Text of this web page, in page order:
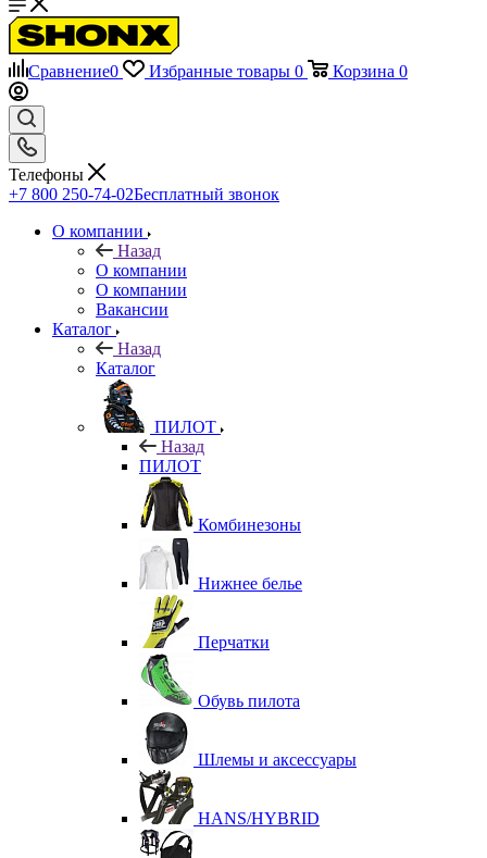
Сравнение0 Избранные товары 0 Корзина 0
Телефоны
+7 800 250-74-02Бесплатный звонок
О компании
Назад
О компании
О компании
Вакансии
Каталог
Назад
Каталог
ПИЛОТ
Назад
ПИЛОТ
Комбинезоны
Нижнее белье
Перчатки
Обувь пилота
Шлемы и аксессуары
HANS/HYBRID